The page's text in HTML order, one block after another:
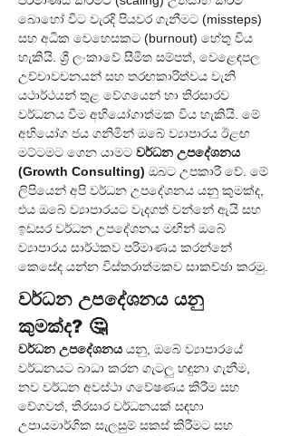
බොහෝ විට වැරදි පියවර ගැනීමට (missteps)
සහ අධික වෙහෙසකට (burnout) හේතු විය
හැකියි. ශ්‍රී ලංකාවේ සීමිත සම්පත්, වෙළෙඳපල
උච්චාවචනයන් සහ තරඟකාරිත්වය වැනි
යථාර්ථයන් තුළ වේගයෙන් හා තිරසාරව
වර්ධනය වීම අභියෝගාත්මක විය හැකියි. මේ
අභියෝග ජය ගනිමින් ඔබේ ව්‍යාපාරය ඊළඟ
මට්ටමට ගෙන යාමට වර්ධන උපදේශනය
(Growth Consulting) ඔබට උපකාරී වේ. මේ
ලිපියෙන් අපි වර්ධන උපදේශනය යනු කුමක්ද,
එය ඔබේ ව්‍යාපාරයට වැදගත් වන්නේ ඇයි සහ
ඉඩසර වර්ධන උපදේශනය මඟින් ඔබේ
ව්‍යාපාරය සාර්ථකව පරිමාණය කරන්නේ
කෙසේද යන්න විස්තරාත්මකව සාකච්ඡා කරමු.
වර්ධන උපදේශනය යනු
කුමක්ද? 🤔
වර්ධන උපදේශනය යනු, ඔබේ ව්‍යාපාරයේ
වර්ධනයට බාධා කරන ගැටලු හඳුනා ගැනීම,
නව වර්ධන අවස්ථා ගවේෂණය කිරීම සහ
වේගවත්, තිරසාර වර්ධනයක් සඳහා
උපායමාර්ගික සැලසුම් සකස් කිරීමට සහ